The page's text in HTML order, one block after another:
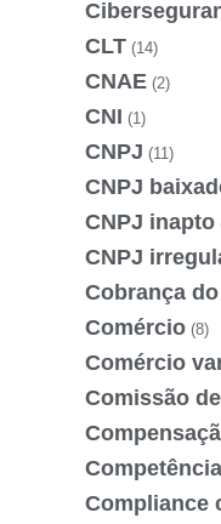
CLT (14)
CNAE (2)
CNI (1)
CNPJ (11)
CNPJ
CNPJ inapto
CNPJ
Cobrança
Comércio (8)
Comércio
Comissão
Compliance